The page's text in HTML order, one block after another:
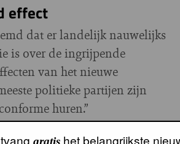
effect
dat er landelijk nauwelijks
is over de ingrijpende
van het nieuwe
politieke partijen zijn
huren.”
kijkt de politiek inmiddels
gratishet belangrijkste